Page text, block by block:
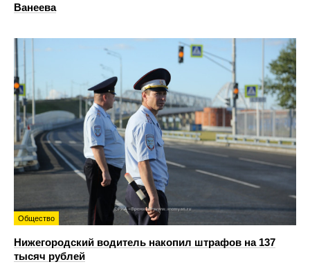
Ванеева
Общество
Нижегородский водитель накопил штрафов на 137
тысяч рублей